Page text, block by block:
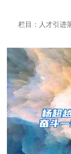
栏目： 人才引进